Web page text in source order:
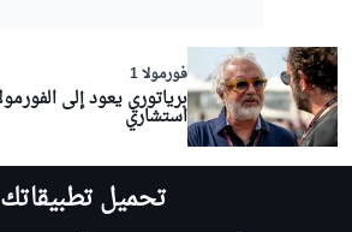
فورمولا 1
استشاري
تحميل تطبيقاتك